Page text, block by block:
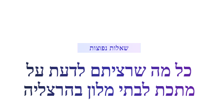
שאלות נפוצות
כל מה שרציתם לדעת על
מתכת לבתי מלון בהרצליה